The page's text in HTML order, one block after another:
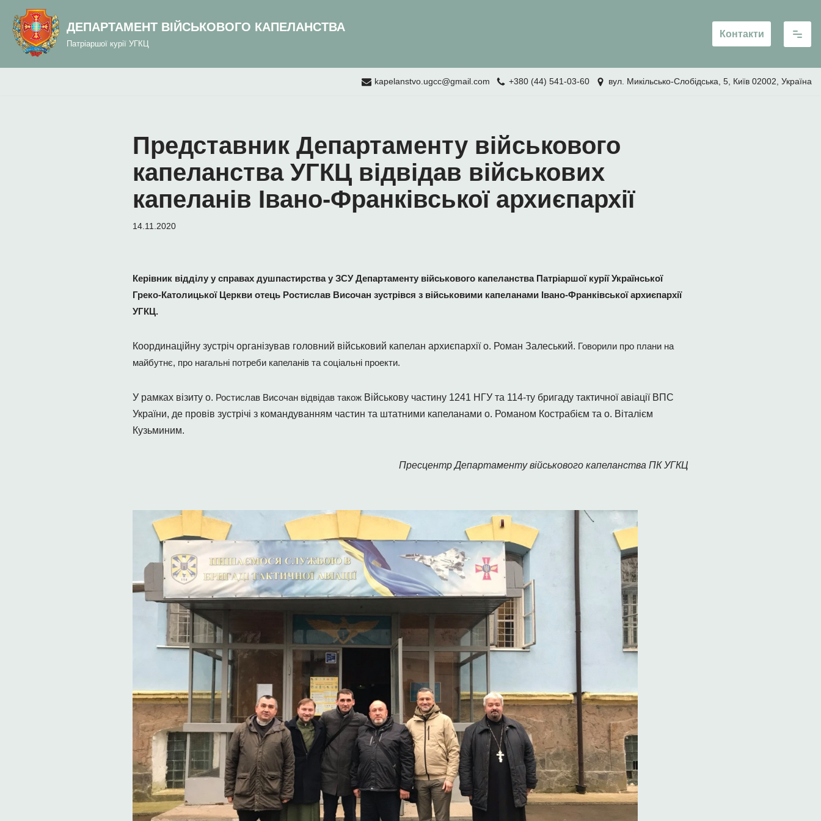
вмісту
Перейти
вмісту
ДЕПАРТАМЕНТ ВІЙСЬКОВОГО КАПЕЛАНСТВА
Патріаршої курії УГКЦ
Контакти
kapelanstvo.ugcc@gmail.com +380 (44) 541-03-60 вул. Микільсько-Слобідська, 5, Київ 02002, Україна
Представник Департаменту військового
капеланства УГКЦ відвідав військових
капеланів Івано-Франківської архиєпархії
14.11.2020
Керівник відділу у справах душпастирства у ЗСУ Департаменту військового капеланства Патріаршої курії Української
Греко-Католицької Церкви отець Ростислав Височан зустрівся з військовими капеланами Івано-Франківської архиєпархії
УГКЦ.
Координаційну зустріч організував головний військовий капелан архиєпархії о. Роман Залеський. Говорили про плани на
майбутнє, про нагальні потреби капеланів та соціальні проекти.
У рамках візиту о. Ростислав Височан відвідав також Військову частину 1241 НГУ та 114-ту бригаду тактичної авіації ВПС
України, де провів зустрічі з командуванням частин та штатними капеланами о. Романом Кострабієм та о. Віталієм
Кузьминим.
Пресцентр Департаменту військового капеланства ПК УГКЦ